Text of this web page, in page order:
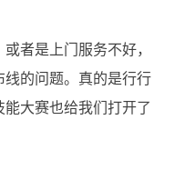
者是上门服务不好，
线的问题。真的是行行
大赛也给我们打开了